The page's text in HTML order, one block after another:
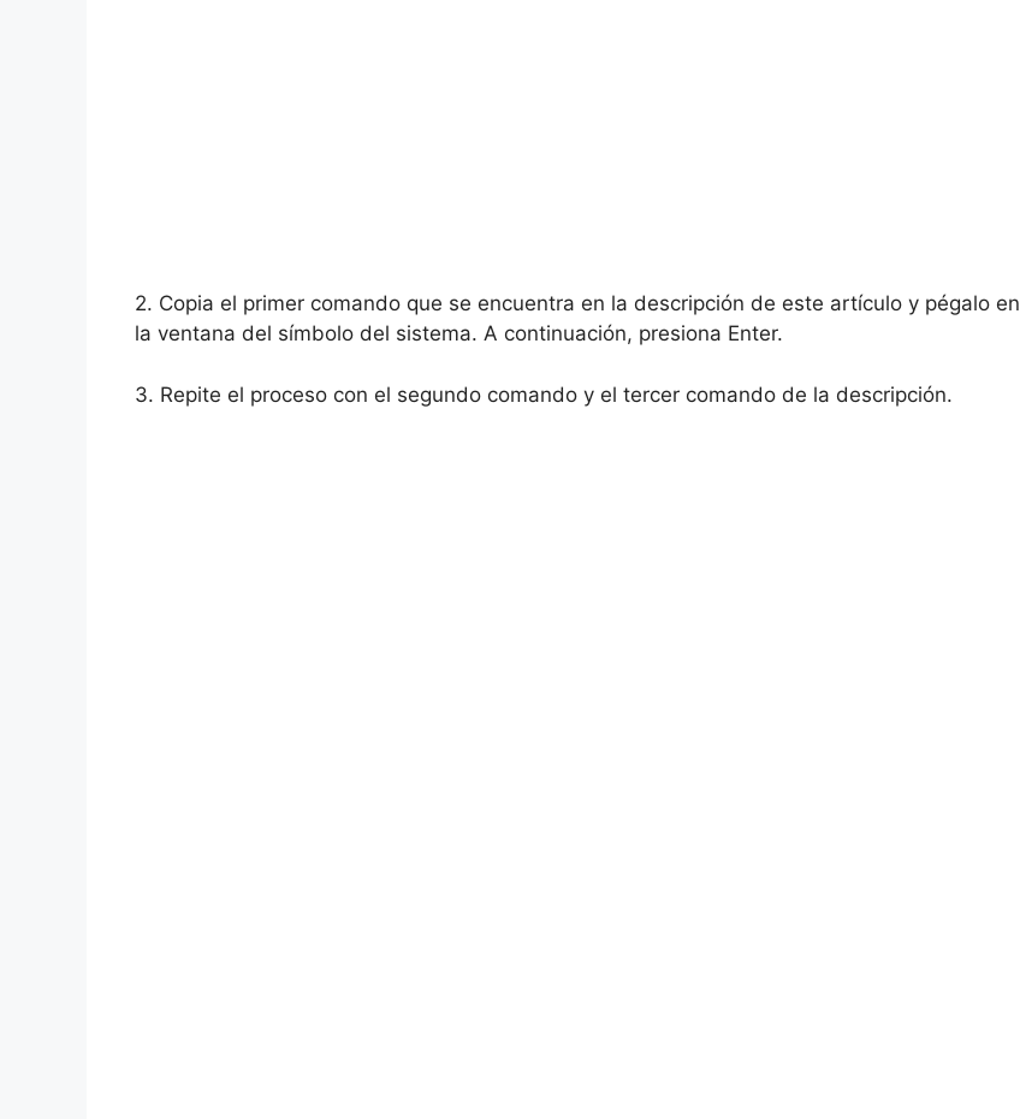
2. Copia el primer comando que se encuentra en la descripción de este artículo y pégalo en
la ventana del símbolo del sistema. A continuación, presiona Enter.
3. Repite el proceso con el segundo comando y el tercer comando de la descripción.